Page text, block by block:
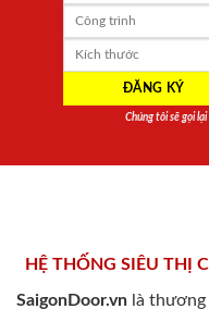
Chúng tôi sẽ gọi
HỆ THỐNG SIÊU THỊ
SaigonDoor.vn là